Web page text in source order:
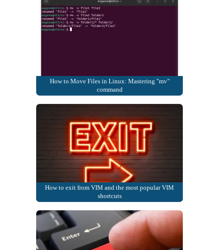
How to Move Files in Linux: Mastering "mv"
command
How to exit from VIM and the most popular VIM
shortcuts